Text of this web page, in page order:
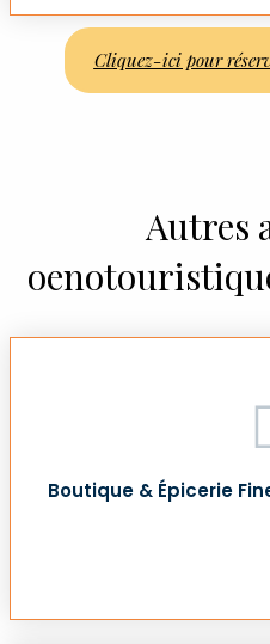
Cliquez-ici pour
Autres
Boutique & Épicerie